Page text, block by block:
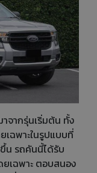
จากรุ่นเริ่มต้น ทั้ง
เฉพาะในรูปแบบที่
น รถคันนี้ได้รับ
เฉพาะ ตอบสนอง